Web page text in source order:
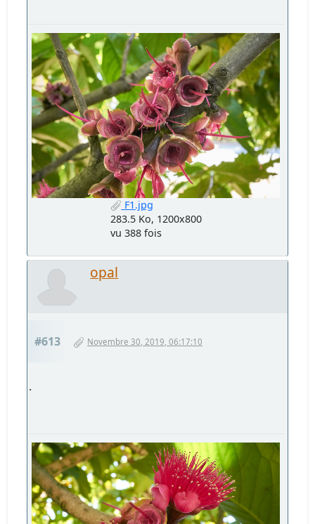
F1.jpg
283.5 Ko, 1200x800
vu 388 fois
opal
#613 Novembre 30, 2019, 06:17:10
.